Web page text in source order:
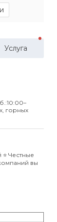
Услуга
горных
Честные
вы